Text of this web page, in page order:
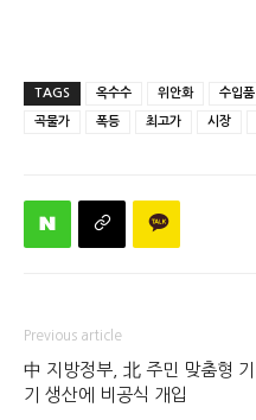
TAGS 옥수수 위안화 수입품
곡물가 폭등 최고가 시장
Previous article
中 지방정부, 北 주민 맞춤형 기
기 생산에 비공식 개입